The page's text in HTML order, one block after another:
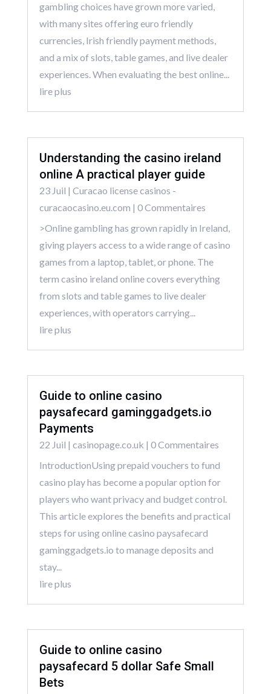
gambling choices have grown more varied,
with many sites offering euro friendly
currencies, Irish friendly payment methods,
and a mix of slots, table games, and live dealer
experiences. When evaluating the best online...
lire plus
Understanding the casino ireland
online A practical player guide
23 Juil | Curacao license casinos -
curacaocasino.eu.com | 0 Commentaires
>Online gambling has grown rapidly in Ireland,
giving players access to a wide range of casino
games from a laptop, tablet, or phone. The
term casino ireland online covers everything
from slots and table games to live dealer
experiences, with operators carrying...
lire plus
Guide to online casino
paysafecard gaminggadgets.io
Payments
22 Juil | casinopage.co.uk | 0 Commentaires
IntroductionUsing prepaid vouchers to fund
casino play has become a popular option for
players who want privacy and budget control.
This article explores the benefits and practical
steps for using online casino paysafecard
gaminggadgets.io to manage deposits and
stay...
lire plus
Guide to online casino
paysafecard 5 dollar Safe Small
Bets